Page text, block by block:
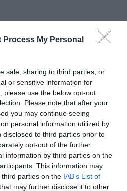
Process My Personal
sale, sharing to third parties, or
or sensitive information for
please use the below opt-out
Please note that after your
you may continue seeing
personal information utilized by
disclosed to third parties prior to
opt-out of the further
information by third parties on the
This information may
parties on the IAB’s List of
that may further disclose it to other
nyerte
a legtöbb
aranyérmet?